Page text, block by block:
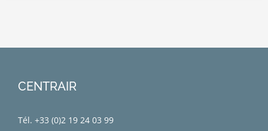
CENTRAIR
Tél. +33 (0)2 19 24 03 99